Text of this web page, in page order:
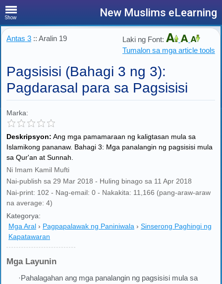
Show New Muslims eLearning
Antas 3 :: Aralin 19
Laki ng Font:
Tumalon sa mga article tools
Pagsisisi (Bahagi 3 ng 3):
Pagdarasal para sa Pagsisisi
Marka:
Deskripsyon: Ang mga pamamaraan ng kaligtasan mula sa
Islamikong pananaw. Bahagi 3: Mga panalangin ng pagsisisi mula
sa Qur'an at Sunnah.
Ni Imam Kamil Mufti
Nai-publish sa 29 Mar 2018 - Huling binago sa 11 Apr 2018
Nai-print: 102 - Nag-email: 0 - Nakakita: 11,166 (pang-araw-araw
na average: 4)
Kategorya:
Mga Aral › Pagpapalawak ng Paniniwala › Sinserong Paghingi ng
Kapatawaran
Mga Layunin
·Pahalagahan ang mga panalangin ng pagsisisi mula sa